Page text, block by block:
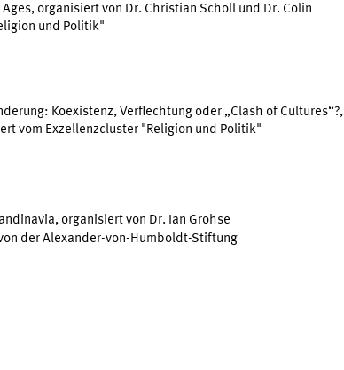
organisiert von Dr. Christian Scholl und Dr. Colin
und Politik"
Koexistenz, Verflechtung oder „Clash of Cultures“?,
vom Exzellenzcluster "Religion und Politik"
organisiert von Dr. Ian Grohse
der Alexander-von-Humboldt-Stiftung